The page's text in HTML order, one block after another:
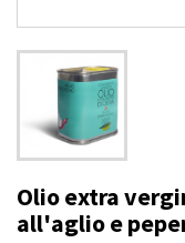
Olio extra
all'aglio e